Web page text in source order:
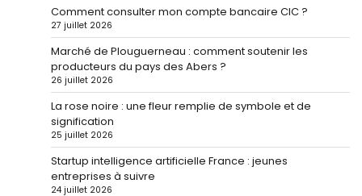
Comment consulter mon compte bancaire CIC ?
27 juillet 2026
Marché de Plouguerneau : comment soutenir les
producteurs du pays des Abers ?
26 juillet 2026
La rose noire : une fleur remplie de symbole et de
signification
25 juillet 2026
Startup intelligence artificielle France : jeunes
entreprises à suivre
24 juillet 2026